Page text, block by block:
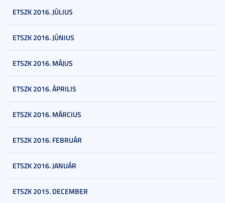
ETSZK 2016. JÚLIUS
ETSZK 2016. JÚNIUS
ETSZK 2016. MÁJUS
ETSZK 2016. ÁPRILIS
ETSZK 2016. MÁRCIUS
ETSZK 2016. FEBRUÁR
ETSZK 2016. JANUÁR
ETSZK 2015. DECEMBER